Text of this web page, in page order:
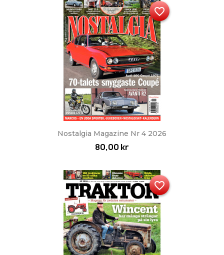
Nostalgia Magazine Nr 4 2026
80,00 kr
favorite_border
favorite_border